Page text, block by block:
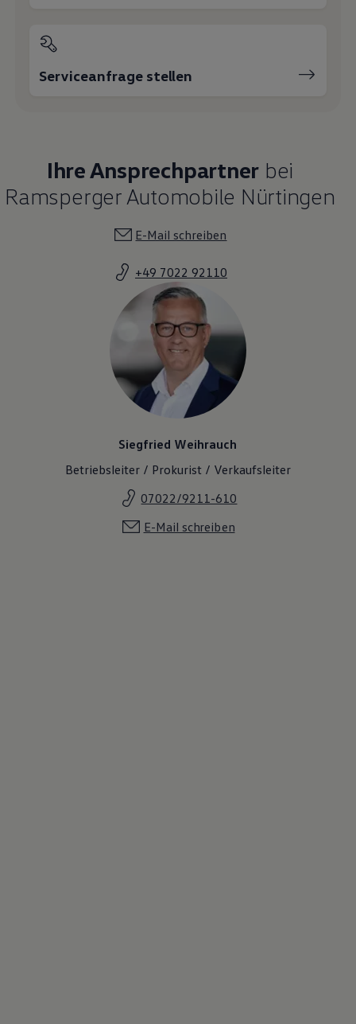
Serviceanfrage stellen
Ihre Ansprechpartner bei
Ramsperger Automobile Nürtingen
E-Mail schreiben
+49 7022 92110
Siegfried Weihrauch
Betriebsleiter / Prokurist / Verkaufsleiter
07022/9211-610
E-Mail schreiben